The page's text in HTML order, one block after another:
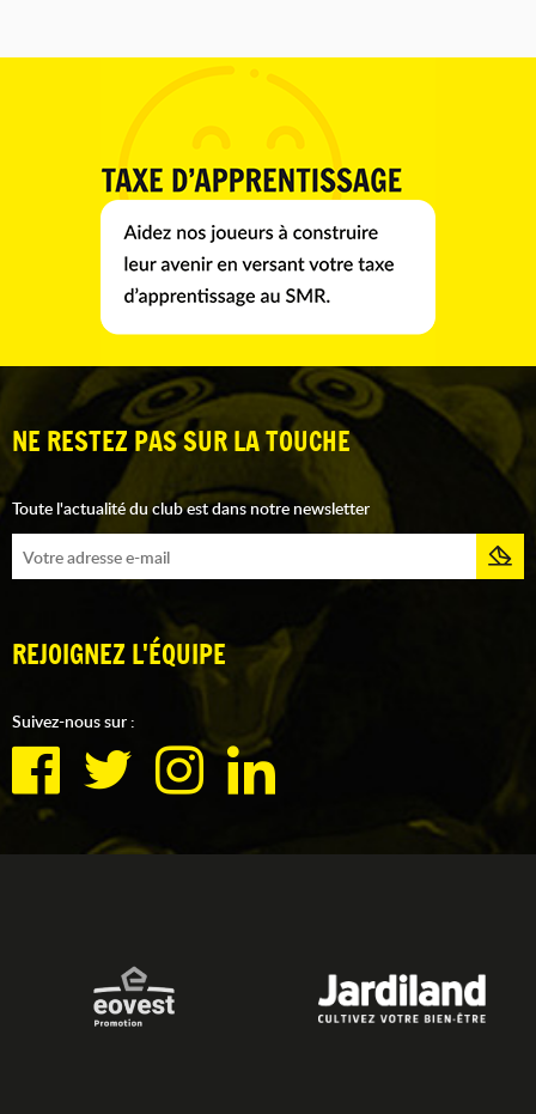
NE RESTEZ PAS SUR LA TOUCHE
Toute l'actualité du club est dans notre newsletter
REJOIGNEZ L'ÉQUIPE
Suivez-nous sur :